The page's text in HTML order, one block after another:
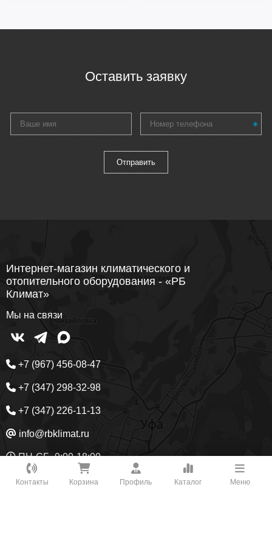
Оставить заявку
Интернет-магазин климатического и
отопительного оборудования - «РБ
Климат»
Мы на связи
+7 (967) 456-08-47
+7 (347) 298-32-98
+7 (347) 226-11-13
info@rbklimat.ru
ПН-СБ, 9:00-18:00
Кондиционеры Вентиляция
Отопление
Контакты
Как вам удобнее с нами связаться?
Корзина Профиль Каталог Меню